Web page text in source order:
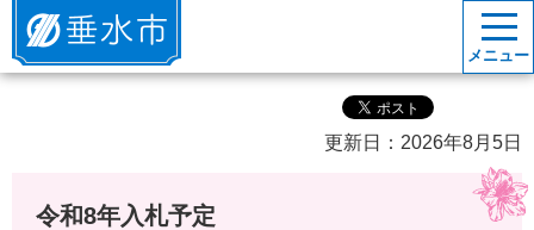
垂水市
メニュー
更新日：2026年8月5日
令和8年入札予定